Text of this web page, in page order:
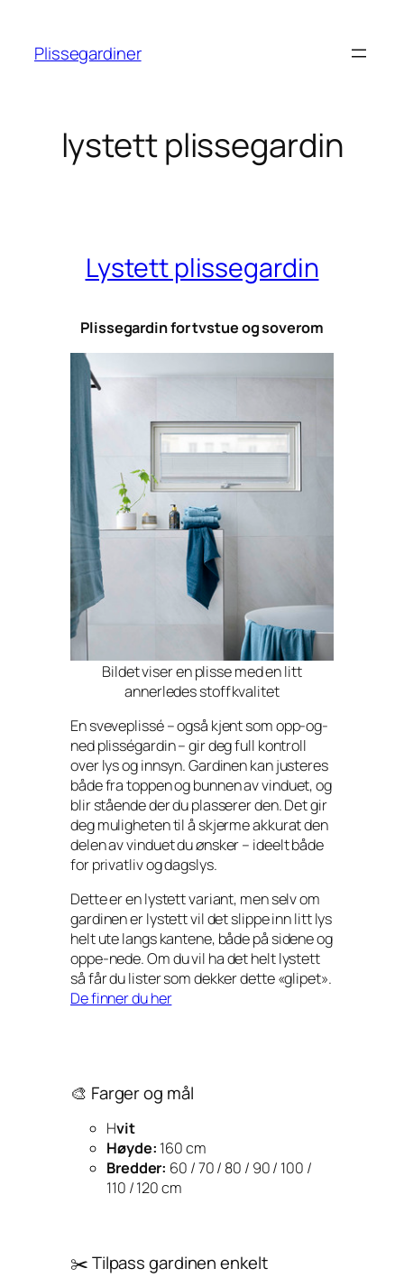
innhold
Plissegardiner
lystett plissegardin
Lystett plissegardin
Plissegardin for tvstue og soverom
Bildet viser en plisse med en litt
annerledes stoffkvalitet
En sveveplissé – også kjent som opp-og-
ned plisségardin – gir deg full kontroll
over lys og innsyn. Gardinen kan justeres
både fra toppen og bunnen av vinduet, og
blir stående der du plasserer den. Det gir
deg muligheten til å skjerme akkurat den
delen av vinduet du ønsker – ideelt både
for privatliv og dagslys.
Dette er en lystett variant, men selv om
gardinen er lystett vil det slippe inn litt lys
helt ute langs kantene, både på sidene og
oppe-nede. Om du vil ha det helt lystett
så får du lister som dekker dette «glipet».
De finner du her
🎨 Farger og mål
Hvit
Høyde: 160 cm
Bredder: 60 / 70 / 80 / 90 / 100 /
110 / 120 cm
✂️ Tilpass gardinen enkelt